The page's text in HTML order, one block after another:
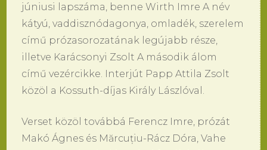
júniusi lapszáma, benne Wirth Imre A név
kátyú, vaddisznódagonya, omladék, szerelem
című prózasorozatának legújabb része,
illetve Karácsonyi Zsolt A második álom
című vezércikke. Interjút Papp Attila Zsolt
közöl a Kossuth-díjas Király Lászlóval.
Verset közöl továbbá Ferencz Imre, prózát
Makó Ágnes és Mărcuțiu-Rácz Dóra, Vahe